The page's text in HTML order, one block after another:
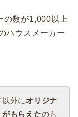
の数が1,000以上
ハウスメーカー
以外にオリジナ
もらえたのも